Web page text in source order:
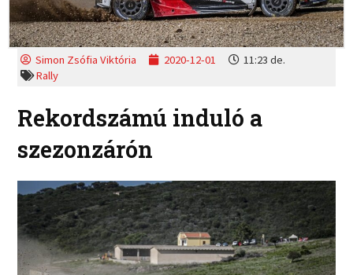
Simon Zsófia Viktória 2020-12-01
11:23 de.
Rally
Rekordszámú induló a
szezonzárón